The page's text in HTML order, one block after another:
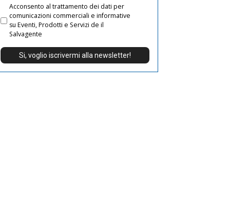
Acconsento al trattamento dei dati per
comunicazioni commerciali e informative
su Eventi, Prodotti e Servizi de il
Salvagente